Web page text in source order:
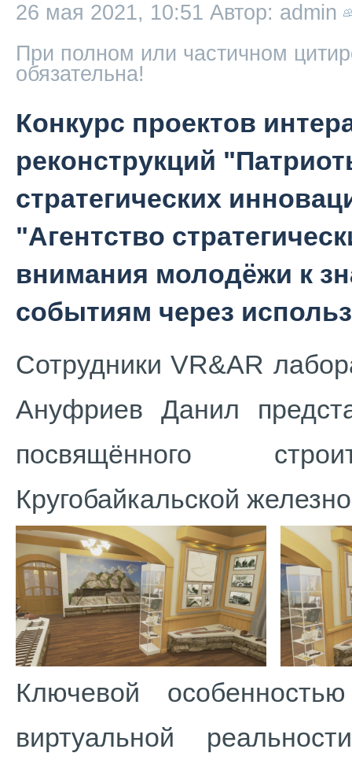
26 мая 2021, 10:51 Автор: admin
При полном или частичном
обязательна!
Конкурс проектов
реконструкций
стратегических
"Агентство
внимания молодёжи к
событиям через
Сотрудники VR&AR
Ануфриев Данил
посвящённого
Кругобайкальской
Ключевой
виртуальной